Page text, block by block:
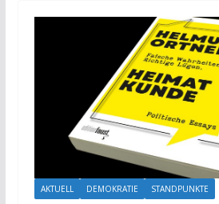
AKTUELL DEMOKRATIE STANDPUNKTE